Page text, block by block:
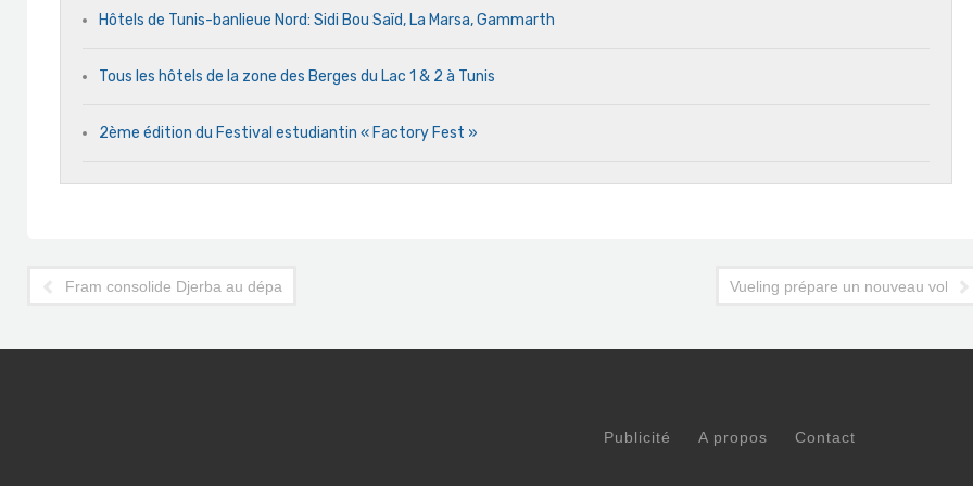
Hôtels de Tunis-banlieue Nord: Sidi Bou Saïd, La Marsa, Gammarth
Tous les hôtels de la zone des Berges du Lac 1 & 2 à Tunis
2ème édition du Festival estudiantin « Factory Fest »
Fram consolide Djerba au départ de la province française Vueling prépare un nouveau vol
Publicité A propos Contact